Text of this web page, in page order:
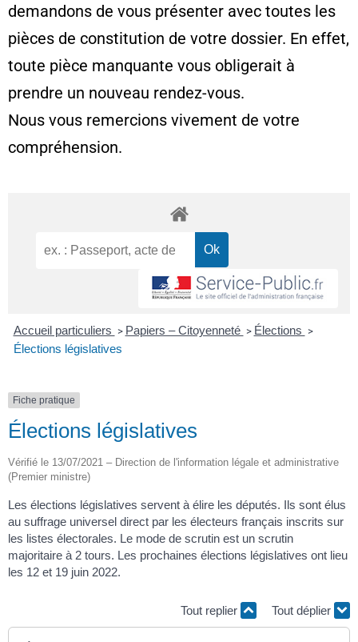
demandons de vous présenter avec toutes les
pièces de constitution de votre dossier. En effet,
toute pièce manquante vous obligerait à
prendre un nouveau rendez-vous.
Nous vous remercions vivement de votre
compréhension.
Accueil particuliers > Papiers – Citoyenneté > Élections >
Élections législatives
Fiche pratique
Élections législatives
Vérifié le 13/07/2021 – Direction de l'information légale et administrative
(Premier ministre)
Les élections législatives servent à élire les députés. Ils sont élus
au suffrage universel direct par les électeurs français inscrits sur
les listes électorales. Le mode de scrutin est un scrutin
majoritaire à 2 tours. Les prochaines élections législatives ont lieu
les 12 et 19 juin 2022.
Tout replier Tout déplier